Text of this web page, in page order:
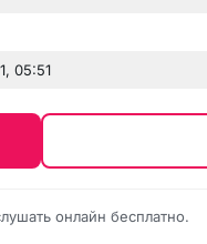
05:51
онлайн бесплатно.